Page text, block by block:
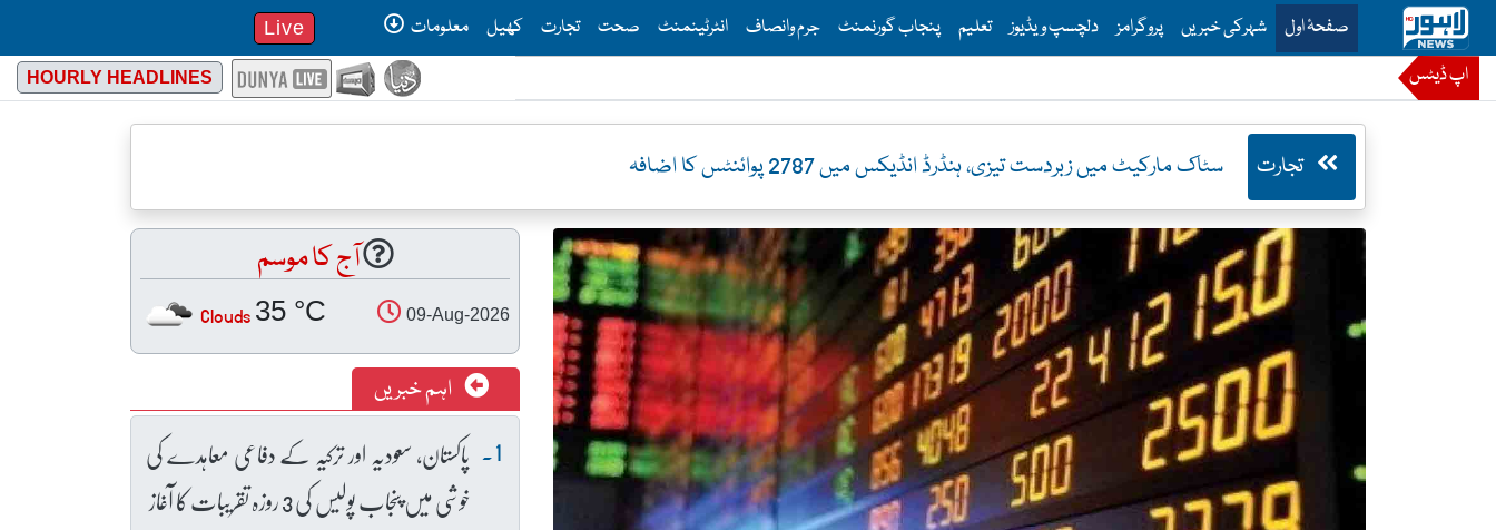
صفحۂ اولThis is the main menu for Lahore News
شہرکی خبریں پروگرامز دلچسپ ویڈیوز تعلیم پنجاب گورنمنٹ جرم وانصاف انٹرٹینمنٹ صحت تجارت کھیل معلومات Live
اپ ڈیٹس HOURLY HEADLINES
تجارت سٹاک مارکیٹ میں زبردست تیزی، ہنڈرڈ انڈیکس میں 2787 پوائنٹس کا اضافہ
آج کا موسم
09-Aug-2026
35 °C
Clouds
اہم خبریں
پاکستان، سعودیہ اور ترکیہ کے دفاعی معاہدے کی
خوشی میں پنجاب پولیس کی 3 روزہ تقریبات کا آغاز